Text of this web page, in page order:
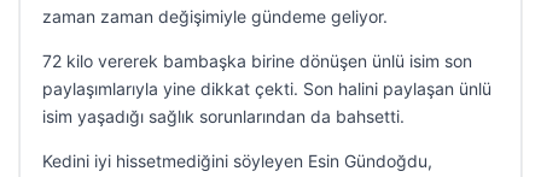
zaman zaman değişimiyle gündeme geliyor.
72 kilo vererek bambaşka birine dönüşen ünlü isim son
paylaşımlarıyla yine dikkat çekti. Son halini paylaşan ünlü
isim yaşadığı sağlık sorunlarından da bahsetti.
Kedini iyi hissetmediğini söyleyen Esin Gündoğdu,